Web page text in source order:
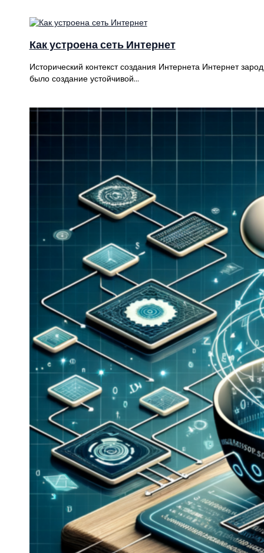
Как устроена сеть Интернет
Исторический контекст создания Интернета Интернет
было создание устойчивой…